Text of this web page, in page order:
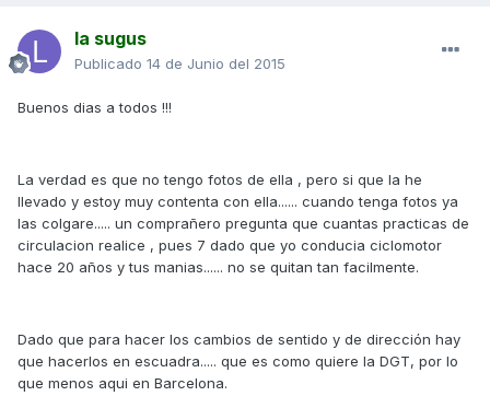
la sugus
Publicado 14 de Junio del 2015
Buenos dias a todos !!!
La verdad es que no tengo fotos de ella , pero si que la he
llevado y estoy muy contenta con ella...... cuando tenga fotos ya
las colgare..... un comprañero pregunta que cuantas practicas de
circulacion realice , pues 7 dado que yo conducia ciclomotor
hace 20 años y tus manias...... no se quitan tan facilmente.
Dado que para hacer los cambios de sentido y de dirección hay
que hacerlos en escuadra..... que es como quiere la DGT, por lo
que menos aqui en Barcelona.